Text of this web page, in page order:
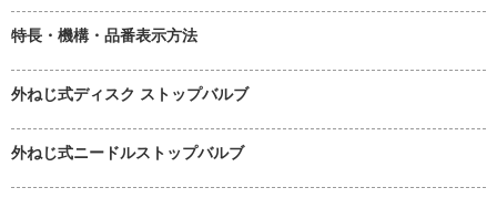
特長・機構・品番表示方法
外ねじ式ディスク ストップバルブ
外ねじ式ニードルストップバルブ